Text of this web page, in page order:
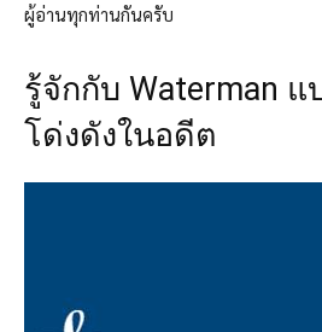
ผู้อ่านทุกท่านกันครับ
รู้จักกับ Waterman แ
โด่งดังในอดีต